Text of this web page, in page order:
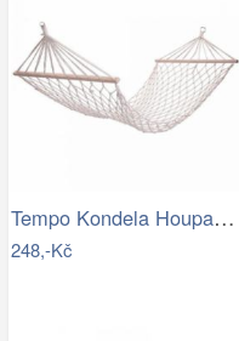
Tempo Kondela Houpací síť ATIKA NEW TYP…
248,-Kč